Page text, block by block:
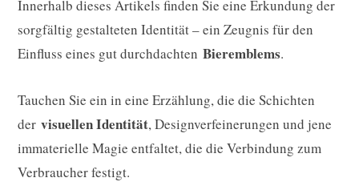
Innerhalb dieses Artikels finden Sie eine Erkundung der
sorgfältig gestalteten Identität – ein Zeugnis für den
Einfluss eines gut durchdachten Bieremblems.
Tauchen Sie ein in eine Erzählung, die die Schichten
der visuellen Identität, Designverfeinerungen und jene
immaterielle Magie entfaltet, die die Verbindung zum
Verbraucher festigt.